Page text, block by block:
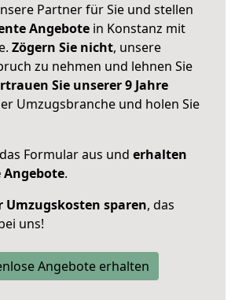
Partner für Sie und stellen
Angebote in Konstanz mit
Zögern Sie nicht, unsere
zu nehmen und lehnen Sie
Sie unserer 9 Jahre
Umzugsbranche und holen Sie
Formular aus und erhalten
Angebote.
Umzugskosten sparen, das
uns!
Angebote erhalten